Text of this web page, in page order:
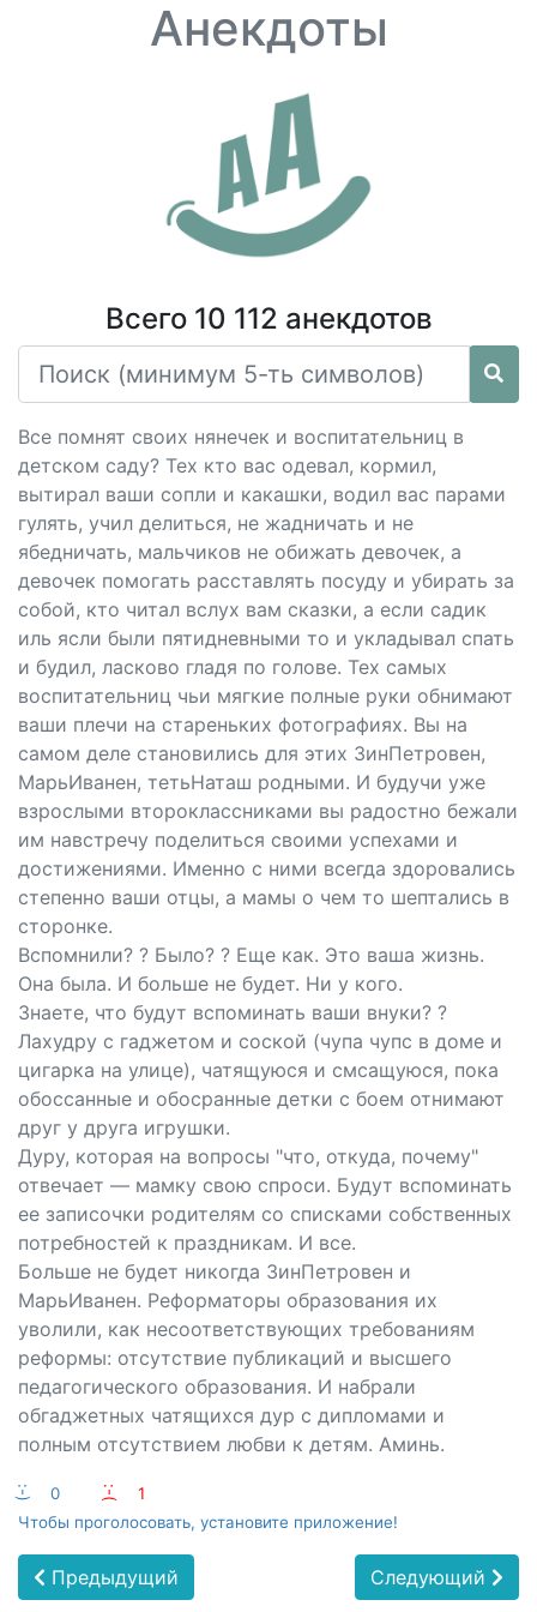
Анекдоты
Всего 10 112 анекдотов
Все помнят своих нянечек и воспитательниц в
детском саду? Тех кто вас одевал, кормил,
вытирал ваши сопли и какашки, водил вас парами
гулять, учил делиться, не жадничать и не
ябедничать, мальчиков не обижать девочек, а
девочек помогать расставлять посуду и убирать за
собой, кто читал вслух вам сказки, а если садик
иль ясли были пятидневными то и укладывал спать
и будил, ласково гладя по голове. Тех самых
воспитательниц чьи мягкие полные руки обнимают
ваши плечи на стареньких фотографиях. Вы на
самом деле становились для этих ЗинПетровен,
МарьИванен, тетьНаташ родными. И будучи уже
взрослыми второклассниками вы радостно бежали
им навстречу поделиться своими успехами и
достижениями. Именно с ними всегда здоровались
степенно ваши отцы, а мамы о чем то шептались в
сторонке.
Вспомнили? ? Было? ? Еще как. Это ваша жизнь.
Она была. И больше не будет. Ни у кого.
Знаете, что будут вспоминать ваши внуки? ?
Лахудру с гаджетом и соской (чупа чупс в доме и
цигарка на улице), чатящуюся и смсащуюся, пока
обоссанные и обосранные детки с боем отнимают
друг у друга игрушки.
Дуру, которая на вопросы "что, откуда, почему"
отвечает — мамку свою спроси. Будут вспоминать
ее записочки родителям со списками собственных
потребностей к праздникам. И все.
Больше не будет никогда ЗинПетровен и
МарьИванен. Реформаторы образования их
уволили, как несоответствующих требованиям
реформы: отсутствие публикаций и высшего
педагогического образования. И набрали
обгаджетных чатящихся дур с дипломами и
полным отсутствием любви к детям. Аминь.
:-) 0 :-(
1
Чтобы проголосовать, установите приложение!
Предыдущий Следующий